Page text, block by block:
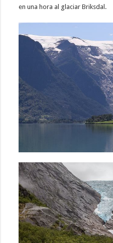
en una hora al glaciar Briksdal.